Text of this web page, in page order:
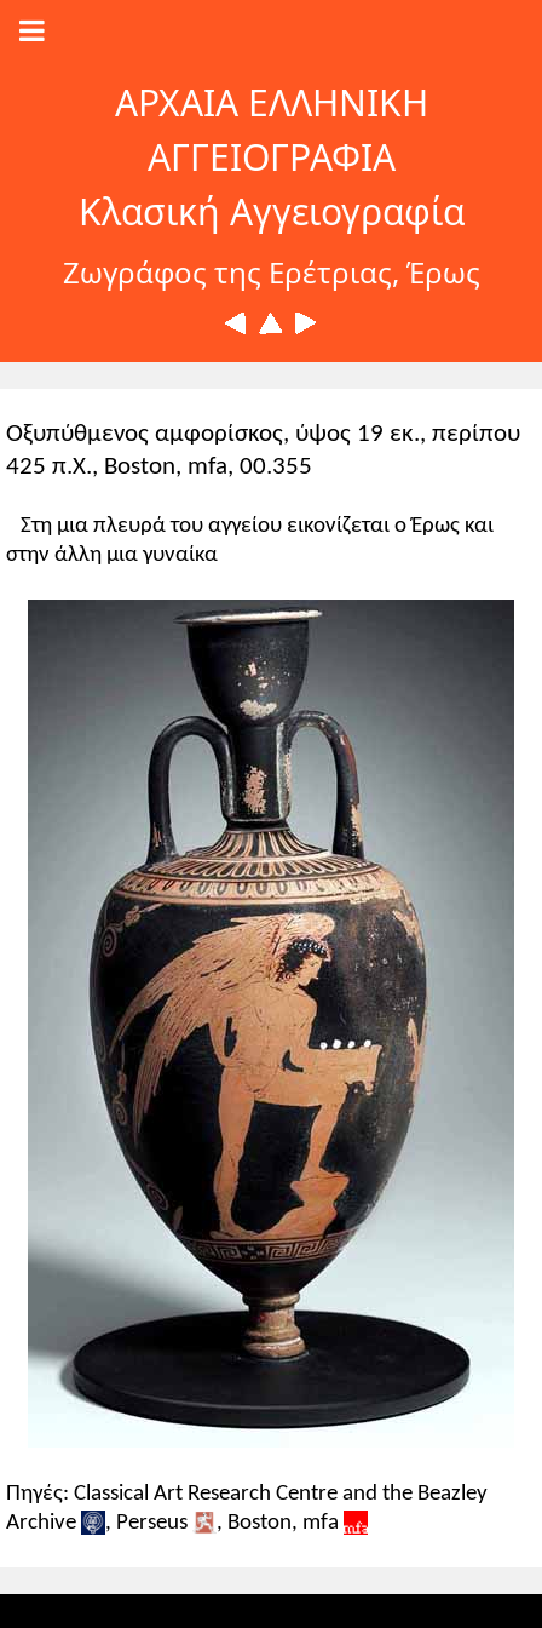
ΑΡΧΑΙΑ ΕΛΛΗΝΙΚΗ
ΑΓΓΕΙΟΓΡΑΦΙΑ
Κλασική Αγγειογραφία
Ζωγράφος της Ερέτριας, Έρως
Οξυπύθμενος αμφορίσκος, ύψος 19 εκ., περίπου
425 π.Χ., Boston, mfa, 00.355
Στη μια πλευρά του αγγείου εικονίζεται ο Έρως και
στην άλλη μια γυναίκα
Πηγές: Classical Art Research Centre and the Beazley
Archive
, Perseus , Boston, mfa